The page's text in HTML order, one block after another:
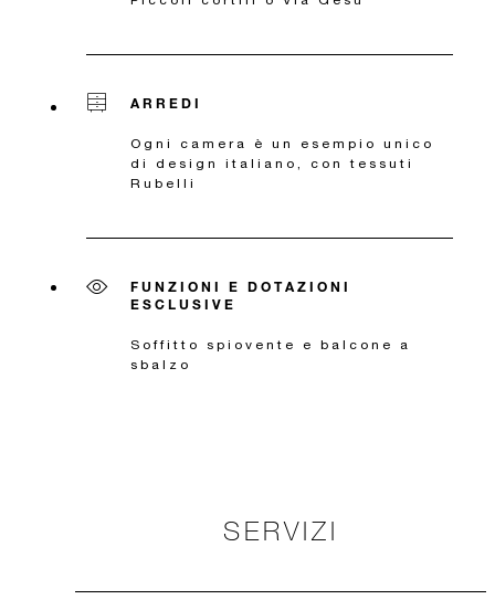
ARREDI
Ogni camera è un esempio unico
di design italiano, con tessuti
Rubelli
FUNZIONI E DOTAZIONI
ESCLUSIVE
Soffitto spiovente e balcone a
sbalzo
SERVIZI